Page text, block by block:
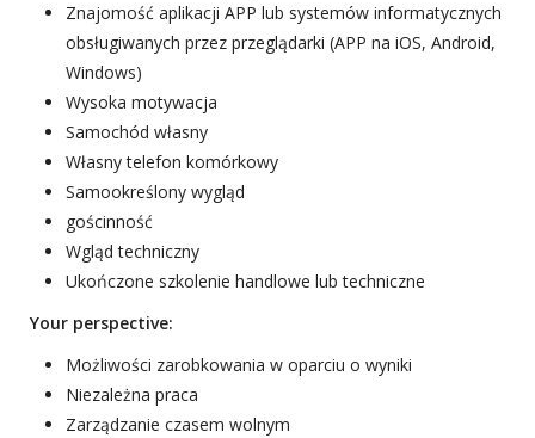
Znajomość aplikacji APP lub systemów informatycznych
obsługiwanych przez przeglądarki (APP na iOS, Android,
Windows)
Wysoka motywacja
Samochód własny
Własny telefon komórkowy
Samookreślony wygląd
gościnność
Wgląd techniczny
Ukończone szkolenie handlowe lub techniczne
Your perspective:
Możliwości zarobkowania w oparciu o wyniki
Niezależna praca
Zarządzanie czasem wolnym